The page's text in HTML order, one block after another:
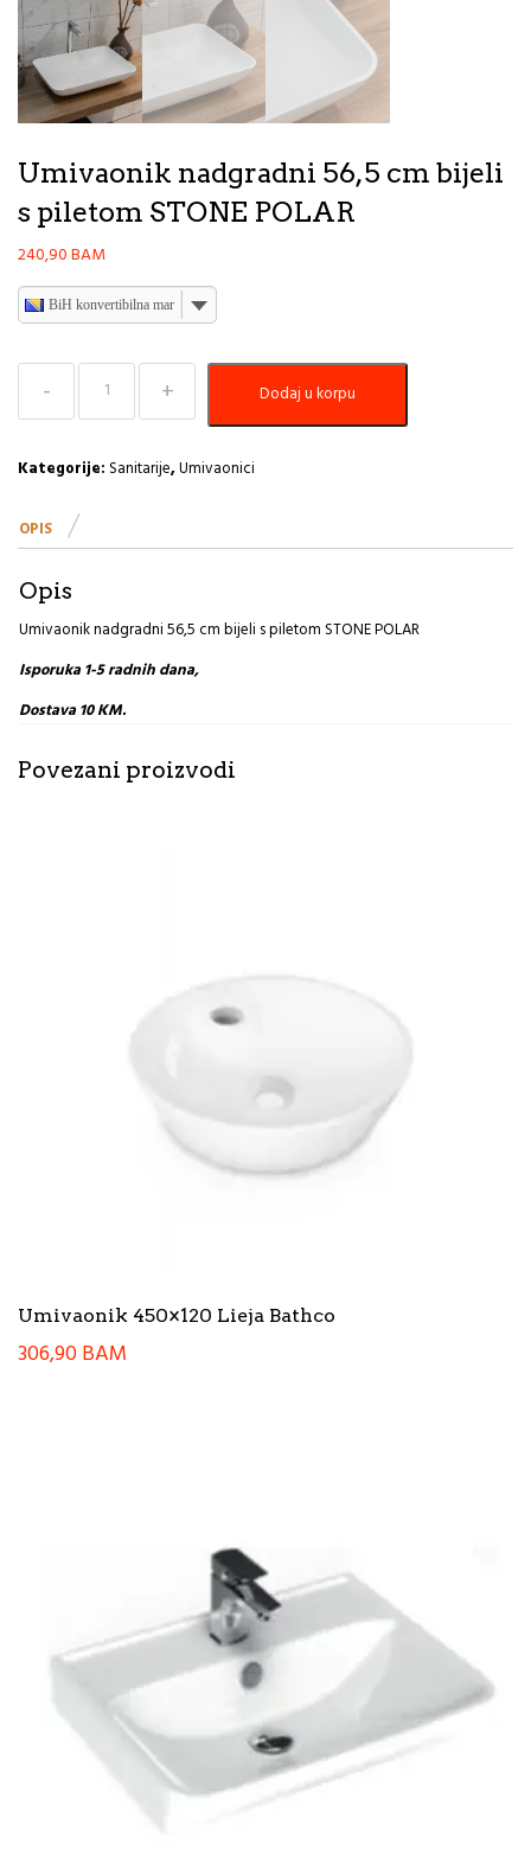
Umivaonik nadgradni 56,5 cm bijeli
s piletom STONE POLAR
240,90BAM
BiH konvertibilna marka
Umivaonik
nadgradni
56,5
bijeli
piletom
POLAR
Dodaj u korpu
Kategorije: Sanitarije,Umivaonici
OPIS
Opis
Umivaonik nadgradni 56,5 cm bijeli s piletom STONE POLAR
Isporuka 1-5 radnih dana,
Dostava 10 KM.
Povezani proizvodi
Umivaonik 450×120 Lieja Bathco
306,90BAM